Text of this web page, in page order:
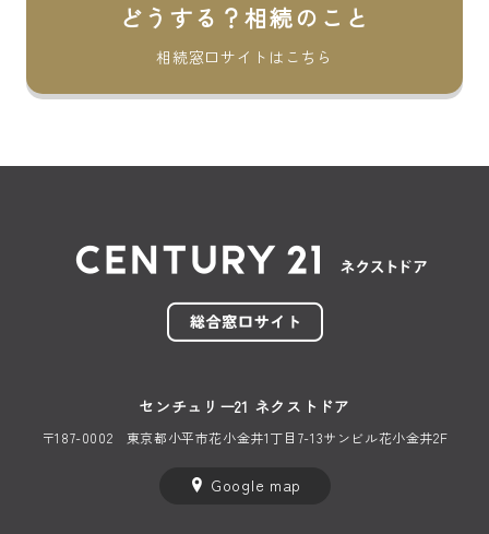
どうする？相続のこと
相続窓口サイトはこちら
センチュリー21 ネクストドア
〒187-0002 東京都小平市花小金井1丁目 7-13サンビル花小金井2F
Google map